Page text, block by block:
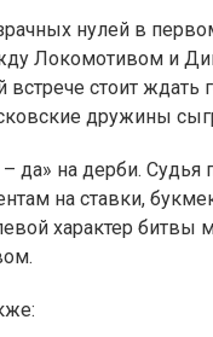
нулей в
Локомотивом и
стоит ждать
дружины
да» на дерби. Судья
на ставки,
характер